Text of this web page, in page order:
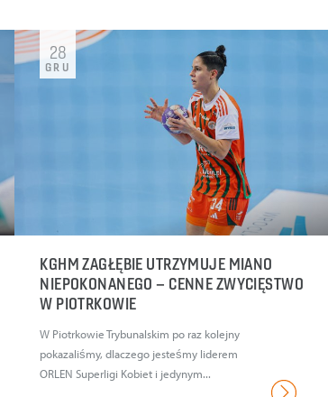
KGHM ZAGŁĘBIE UTRZYMUJE MIANO
NIEPOKONANEGO – CENNE ZWYCIĘSTWO
W PIOTRKOWIE
W Piotrkowie Trybunalskim po raz kolejny
pokazaliśmy, dlaczego jesteśmy liderem
ORLEN Superligi Kobiet i jedynym...
28
GRU